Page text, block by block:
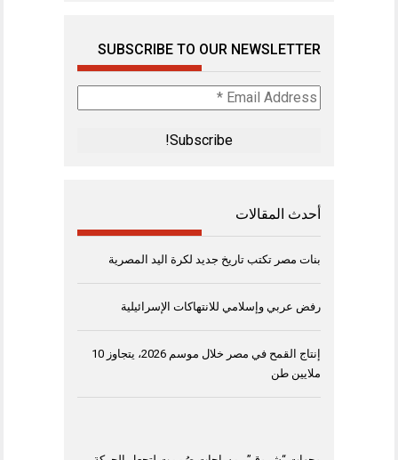
SUBSCRIBE TO OUR NEWSLETTER
Email
Address
أحدث المقالات
بنات مصر تكتب تاريخ جديد لكرة اليد المصرية
رفض عربي وإسلامي للانتهاكات الإسرائيلية
إنتاج القمح في مصر خلال موسم 2026، يتجاوز 10
ملايين طن